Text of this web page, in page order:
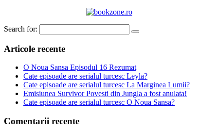
Search for:
Articole recente
O Noua Sansa Episodul 16 Rezumat
Cate episoade are serialul turcesc Leyla?
Cate episoade are serialul turcesc La Marginea Lumii?
Emisiunea Survivor Povesti din Jungla a fost anulata!
Cate episoade are serialul turcesc O Noua Sansa?
Comentarii recente